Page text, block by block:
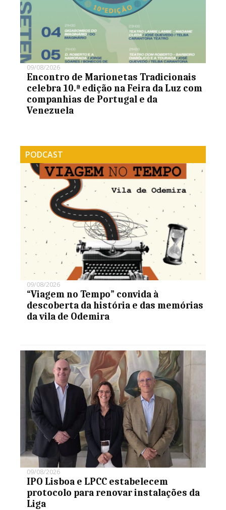
09/08/2026
Encontro de Marionetas Tradicionais
celebra 10.ª edição na Feira da Luz com
companhias de Portugal e da
Venezuela
PODCAST
09/08/2026
“Viagem no Tempo” convida à
descoberta da história e das memórias
da vila de Odemira
09/08/2026
IPO Lisboa e LPCC estabelecem
protocolo para renovar instalações da
Liga